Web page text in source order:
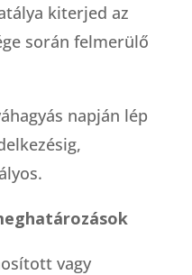
kiterjed az
során felmerülő
napján lép
vagy